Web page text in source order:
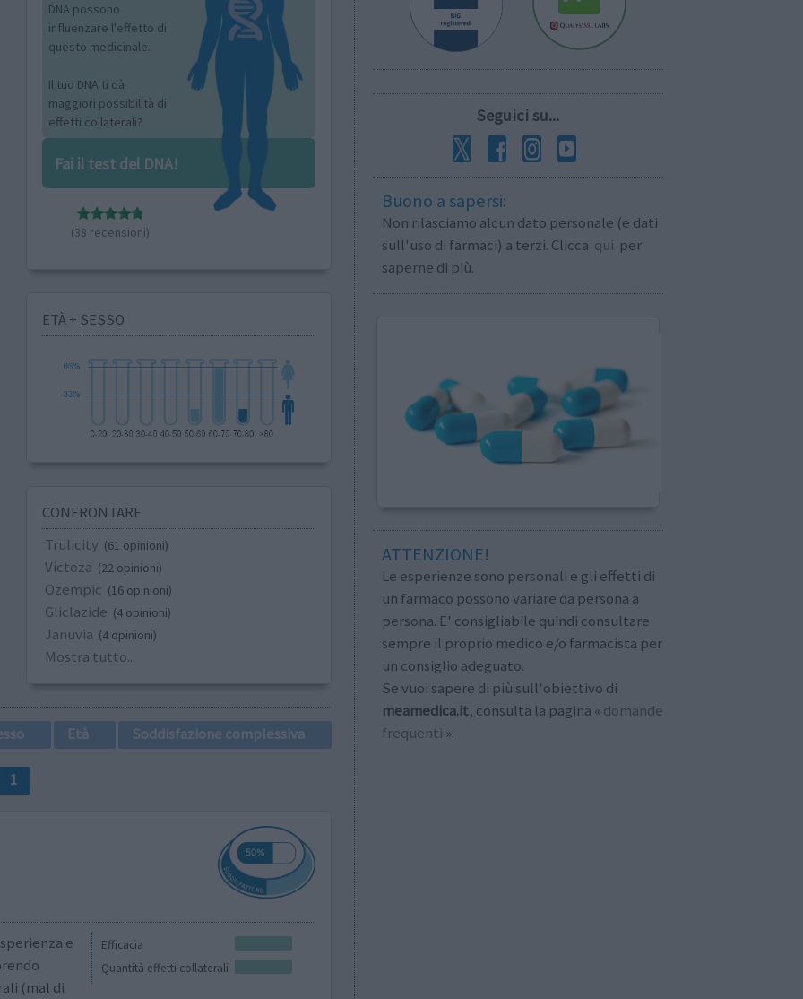
DNA possono
influenzare l'effetto di
questo medicinale.
Il tuo DNA ti dà
maggiori possibilità di
effetti collaterali?
Fai il test del DNA!
(38 recensioni)
ETÀ + SESSO
CONFRONTARE
Trulicity (61 opinioni)
Victoza (22 opinioni)
Ozempic (16 opinioni)
Gliclazide (4 opinioni)
Januvia (4 opinioni)
Mostra tutto...
Età Soddisfazione complessiva
1
Efficacia
Quantità effetti collaterali
e
(mal di
Seguici su...
Buono a sapersi:
Non rilasciamo alcun dato personale (e dati
sull'uso di farmaci) a terzi. Clicca qui per
saperne di più.
ATTENZIONE!
Le esperienze sono personali e gli effetti di
un farmaco possono variare da persona a
persona. E' consigliabile quindi consultare
sempre il proprio medico e/o farmacista per
un consiglio adeguato.
Se vuoi sapere di più sull'obiettivo di
meamedica.it, consulta la pagina « domande
frequenti ».